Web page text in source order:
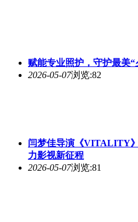
赋能专业照护，守护最美
2026-05-07浏览:82
闫梦佳导演《VITALITY
力影视新征程
2026-05-07浏览:81